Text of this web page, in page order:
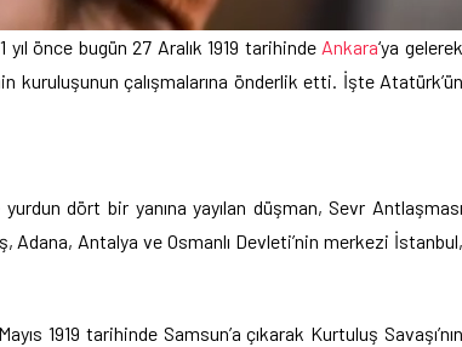
yıl önce bugün 27 Aralık 1919 tarihinde Ankara‘ya gelerek
kuruluşunun çalışmalarına önderlik etti. İşte Atatürk’ün
dört bir yanına yayılan düşman, Sevr Antlaşması
Adana, Antalya ve Osmanlı Devleti’nin merkezi İstanbul,
1919 tarihinde Samsun’a çıkarak Kurtuluş Savaşı’nın